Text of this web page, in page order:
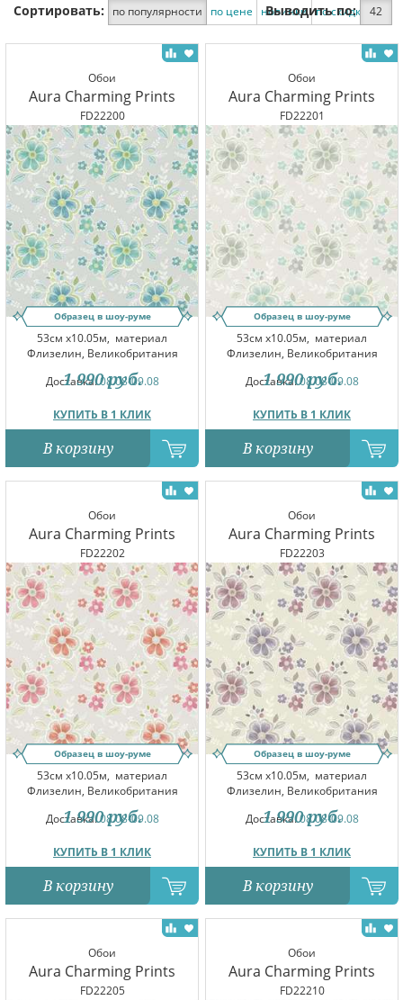
Сортировать: по популярности по цене новинки по скидке
Выводить по: 42
Обои
Aura Charming Prints
FD22200
Образец в шоу-руме
53см x10.05м, материал
Флизелин, Великобритания
Доставка:08.08-09.08
КУПИТЬ В 1 КЛИК
1 990 руб.
В корзину
Обои
Aura Charming Prints
FD22201
Образец в шоу-руме
53см x10.05м, материал
Флизелин, Великобритания
Доставка:08.08-09.08
КУПИТЬ В 1 КЛИК
1 990 руб.
В корзину
Обои
Aura Charming Prints
FD22202
Образец в шоу-руме
53см x10.05м, материал
Флизелин, Великобритания
Доставка:08.08-09.08
КУПИТЬ В 1 КЛИК
1 990 руб.
В корзину
Обои
Aura Charming Prints
FD22203
Образец в шоу-руме
53см x10.05м, материал
Флизелин, Великобритания
Доставка:08.08-09.08
КУПИТЬ В 1 КЛИК
1 990 руб.
В корзину
Обои
Aura Charming Prints
FD22205
Обои
Aura Charming Prints
FD22210